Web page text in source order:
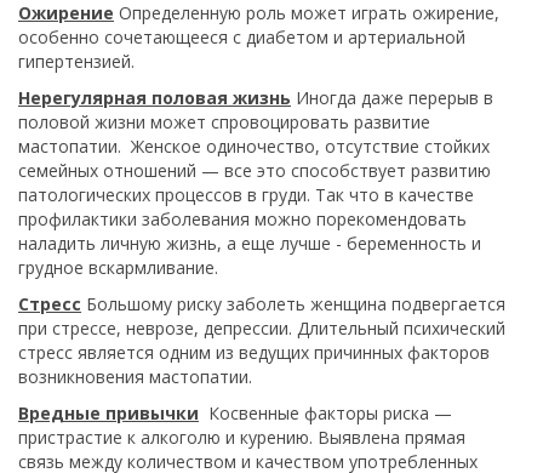
Ожирение Определенную роль может играть ожирение,
особенно сочетающееся с диабетом и артериальной
гипертензией.
Нерегулярная половая жизнь Иногда даже перерыв в
половой жизни может спровоцировать развитие
мастопатии. Женское одиночество, отсутствие стойких
семейных отношений — все это способствует развитию
патологических процессов в груди. Так что в качестве
профилактики заболевания можно порекомендовать
наладить личную жизнь, а еще лучше - беременность и
грудное вскармливание.
Стресс Большому риску заболеть женщина подвергается
при стрессе, неврозе, депрессии. Длительный психический
стресс является одним из ведущих причинных факторов
возникновения мастопатии.
Вредные привычки Косвенные факторы риска —
пристрастие к алкоголю и курению. Выявлена прямая
связь между количеством и качеством употребленных